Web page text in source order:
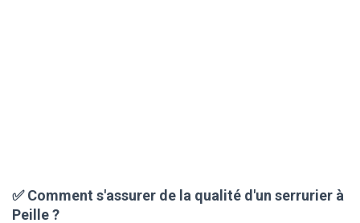
✅ Comment s'assurer de la qualité d'un serrurier à
Peille ?